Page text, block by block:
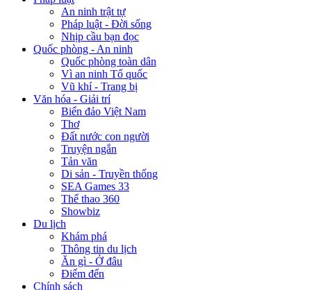
An ninh trật tự
Pháp luật - Đời sống
Nhịp cầu bạn đọc
Quốc phòng - An ninh
Quốc phòng toàn dân
Vì an ninh Tổ quốc
Vũ khí - Trang bị
Văn hóa - Giải trí
Biển đảo Việt Nam
Thơ
Đất nước con người
Truyện ngắn
Tản văn
Di sản - Truyền thống
SEA Games 33
Thể thao 360
Showbiz
Du lịch
Khám phá
Thông tin du lịch
Ăn gì - Ở đâu
Điểm đến
Chính sách